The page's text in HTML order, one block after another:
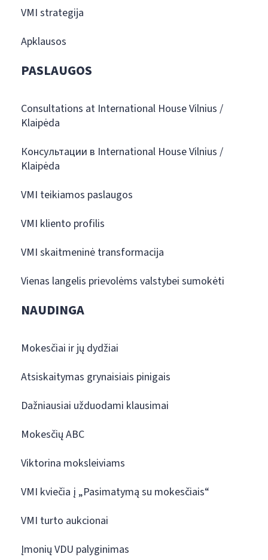
VMI strategija
Apklausos
PASLAUGOS
Consultations at International House Vilnius /
Klaipėda
Консультации в International House Vilnius /
Klaipėda
VMI teikiamos paslaugos
VMI kliento profilis
VMI skaitmeninė transformacija
Vienas langelis prievolėms valstybei sumokėti
NAUDINGA
Mokesčiai ir jų dydžiai
Atsiskaitymas grynaisiais pinigais
Dažniausiai užduodami klausimai
Mokesčių ABC
Viktorina moksleiviams
VMI kviečia į „Pasimatymą su mokesčiais“
VMI turto aukcionai
Įmonių VDU palyginimas